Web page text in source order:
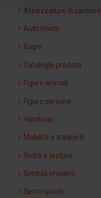
Attrezzature di cantiere
Auto/moto
Bagni
Cataloghi prodotti
Figure animali
Figure persone
Handicap
Mobilità e trasporti
Retini e texture
Simboli impianti
Sport/giochi